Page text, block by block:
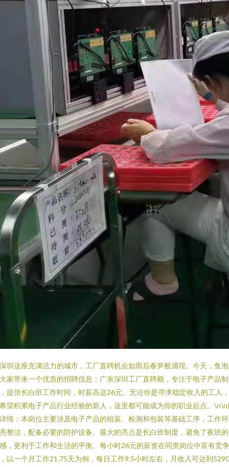
圳这座充满活力的城市，工厂直聘机会如雨后春笋般涌现。今天，鱼
家带来一个优质的招聘信息：广东深圳工厂直聘额，专注于电子产品制
提供长白班工作时间，时薪高达26元。无论你是寻求稳定收入的工人
望积累电子产品行业经验的新人，这里都可能成为你的职业起点。\n\n
情：本岗位主要涉及电子产品的组装、检测和包装等基础工序，工作
整洁，配备必要的防护设备。最大的亮点是长白班制度，避免了夜班
，更利于工作和生活的平衡。每小时26元的薪资在同类岗位中富有竞争
以一个月工作21.75天为例，每日工作9.5小时左右，月收入可达到